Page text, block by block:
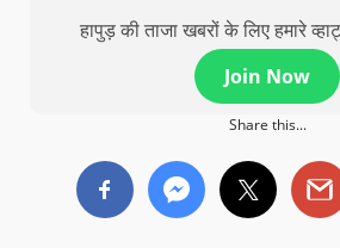
हापुड़ की ताजा खबरों के लिए हमारे
Join Now
Share this...